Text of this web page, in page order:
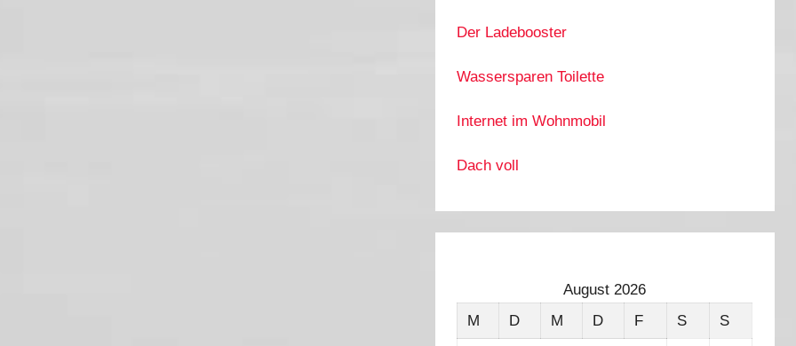
Der Ladebooster
Wassersparen Toilette
Internet im Wohnmobil
Dach voll
August 2026
M
D M D F S S